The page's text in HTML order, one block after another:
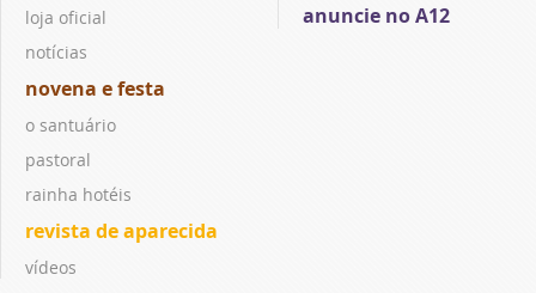
loja oficial
notícias
novena e festa
o santuário
pastoral
rainha hotéis
revista de aparecida
vídeos
anuncie no A12